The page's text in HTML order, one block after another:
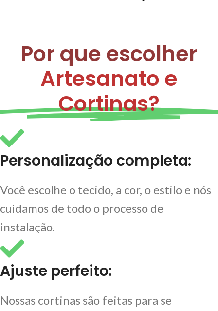
Por que escolher
Artesanato e
Cortinas?
Personalização completa:
Você escolhe o tecido, a cor, o estilo e nós
cuidamos de todo o processo de
instalação.
Ajuste perfeito:
Nossas cortinas são feitas para se